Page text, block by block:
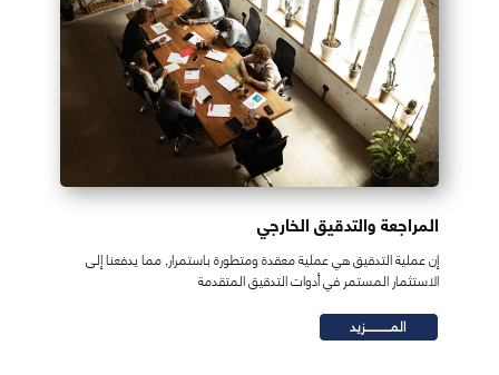
المراجعة والتدقيق الخارجي
إن عملية التدقيق هي عملية معقدة ومتطورة باستمرار, مما يدفعنا إلى
الاستثمار المستمر في أدوات التدقيق المتقدمة
المـــــــــــزيد